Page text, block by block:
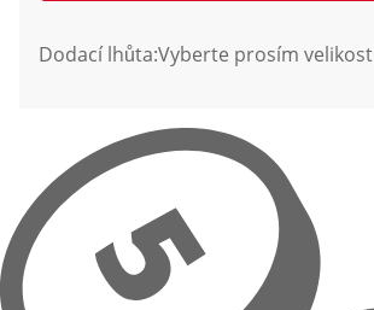
Dodací lhůta:Vyberte prosím velikost